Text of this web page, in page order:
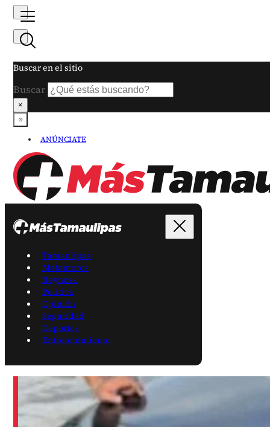
Buscar en el sitio
Buscar
×
ANÚNCIATE
Tamaulipas
Matamoros
Reynosa
Política
Opinión
Seguridad
Deportes
Entretenimiento